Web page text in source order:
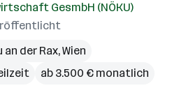
GesmbH (NÖKU)
an der Rax,Wien
ab 3.500 € monatlich